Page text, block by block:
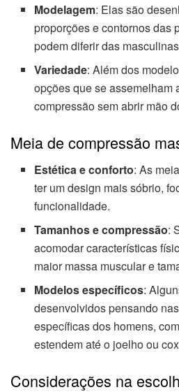
Modelagem: Elas são
proporções e contornos das
podem diferir das
Variedade: Além dos
opções que se assemelham
compressão sem abrir mão
Meia de compressão
Estética e conforto: As
ter um design mais sóbrio,
funcionalidade.
Tamanhos e compressão:
acomodar características
maior massa muscular e
Modelos específicos:
desenvolvidos pensando
específicas dos homens,
estendem até o joelho ou
Considerações na